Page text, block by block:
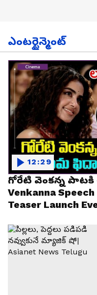
ఎంటర్టైన్మెంట్
గోరేటి వెంకన్న
Venkanna
Teaser Launch
12:29